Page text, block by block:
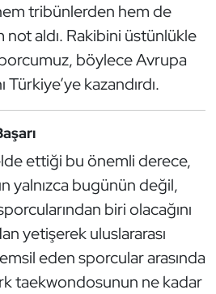
tribünlerden hem de
aldı. Rakibini üstünlükle
böylece Avrupa
kazandırdı.
ettiği bu önemli derece,
yalnızca bugünün değil,
biri olacağını
yetişerek uluslararası
eden sporcular arasında
taekwondosunun ne kadar